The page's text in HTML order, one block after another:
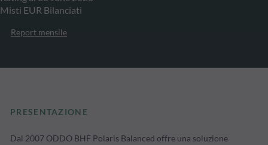
Misti EUR Bilanciati
Report mensile
PRESENTAZIONE
Dal 2007 ODDO BHF Polaris Balanced offre una soluzione